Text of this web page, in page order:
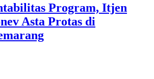
Program, Itjen
Asta Protas di